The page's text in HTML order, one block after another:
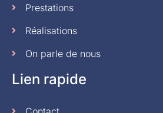
Prestations
Réalisations
On parle de nous
Lien rapide